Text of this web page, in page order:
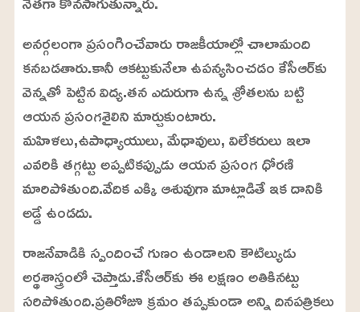
అనర్గలంగా ప్రసంగించేవారు రాజకీయాల్లో చాలామంది
కనబడతారు.కానీ ఆకట్టుకునేలా ఉపన్యసించడం కేసీఆర్‌కు
వెన్నతో పెట్టిన విద్య.తన ఎదురుగా ఉన్న శ్రోతలను బట్టి
ఆయన ప్రసంగశైలిని మార్చుకుంటారు.
మహిళలు,ఉపాధ్యాయులు, మేధావులు, విలేకరులు ఇలా
ఎవరికి తగ్గట్టు అప్పటికప్పుడు ఆయన ప్రసంగ ధోరణి
మారిపోతుంది.వేదిక ఎక్కి ఆశువుగా మాట్లాడితే ఇక దానికి
అడ్డే ఉండదు.
రాజనేవాడికి స్పందించే గుణం ఉండాలని కౌటిల్యుడు
అర్థశాస్త్రంలో చెప్తాడు.కేసీఆర్‌కు ఈ లక్షణం అతికినట్టు
సరిపోతుంది.ప్రతిరోజూ క్రమం తప్పకుండా అన్ని దినపత్రికలు